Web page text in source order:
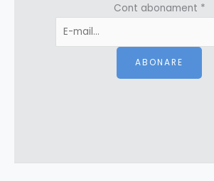
Cont abonament *
ABONARE